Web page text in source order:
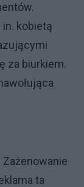
kobietą
za biurkiem.
ta